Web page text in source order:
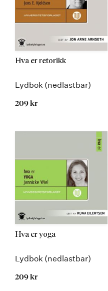
Hva er retorikk
Lydbok (nedlastbar)
209 kr
Hva er yoga
Lydbok (nedlastbar)
209 kr